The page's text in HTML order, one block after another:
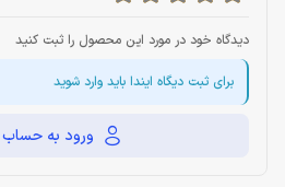
دیدگاه خود در مورد این محصول را ثبت کنید
برای ثبت دیگاه ایندا باید وارد شوید
ورود به حساب